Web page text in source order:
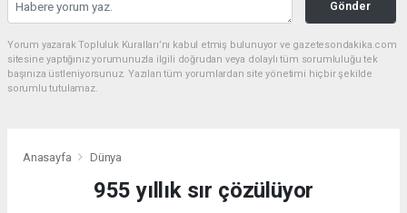
Gönder
Yorum yazarak Topluluk Kuralları’nı kabul etmiş bulunuyor ve gazetesondakika.com
sitesine yaptığınız yorumunuzla ilgili doğrudan veya dolaylı tüm sorumluluğu tek
başınıza üstleniyorsunuz. Yazılan tüm yorumlardan site yönetimi hiçbir şekilde
sorumlu tutulamaz.
Anasayfa Dünya
955 yıllık sır çözülüyor